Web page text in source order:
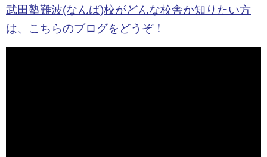
武田塾難波(なんば)校がどんな校舎か知りたい方
は、こちらのブログをどうぞ！